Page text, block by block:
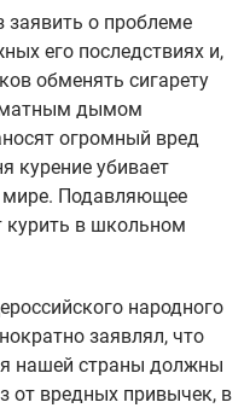
заявить о проблеме
его последствиях и,
обменять сигарету
дымом
огромный вред
курение убивает
мире. Подавляющее
курить в школьном
народного
заявлял, что
нашей страны должны
от вредных привычек, в